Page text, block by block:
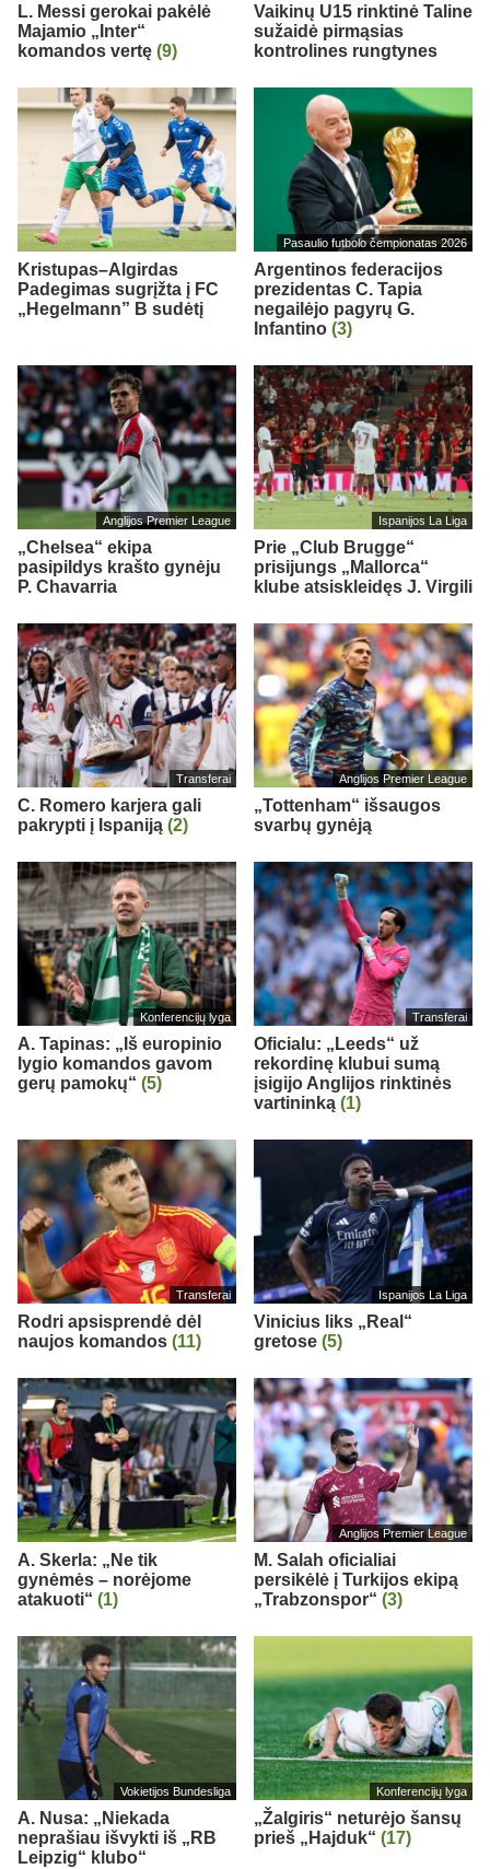
L. Messi gerokai pakėlė
Majamio „Inter“
komandos vertę (9)
Vaikinų U15 rinktinė Taline
sužaidė pirmąsias
kontrolines rungtynes
Kristupas–Algirdas
Padegimas sugrįžta į FC
„Hegelmann” B sudėtį
Pasaulio futbolo čempionatas 2026
Argentinos federacijos
prezidentas C. Tapia
negailėjo pagyrų G.
Infantino (3)
Anglijos Premier League
„Chelsea“ ekipa
pasipildys krašto gynėju
P. Chavarria
Ispanijos La Liga
Prie „Club Brugge“
prisijungs „Mallorca“
klube atsiskleidęs J. Virgili
Transferai
C. Romero karjera gali
pakrypti į Ispaniją (2)
Anglijos Premier League
„Tottenham“ išsaugos
svarbų gynėją
Konferencijų lyga
A. Tapinas: „Iš europinio
lygio komandos gavom
gerų pamokų“ (5)
Transferai
Oficialu: „Leeds“ už
rekordinę klubui sumą
įsigijo Anglijos rinktinės
vartininką (1)
Transferai
Rodri apsisprendė dėl
naujos komandos (11)
Ispanijos La Liga
Vinicius liks „Real“
gretose (5)
A. Skerla: „Ne tik
gynėmės – norėjome
atakuoti“ (1)
Anglijos Premier League
M. Salah oficialiai
persikėlė į Turkijos ekipą
„Trabzonspor“ (3)
Vokietijos Bundesliga
A. Nusa: „Niekada
neprašiau išvykti iš „RB
Leipzig“ klubo“
Konferencijų lyga
„Žalgiris“ neturėjo šansų
prieš „Hajduk“ (17)